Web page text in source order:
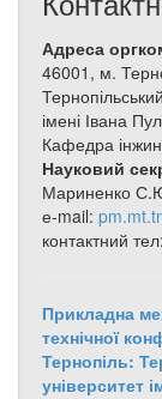
Адреса
46001, м.
імені Івана
Кафедра
Науковий
Мариненко
е-mail:
контактний
Прикладна
технічної
Тернопіль:
університет